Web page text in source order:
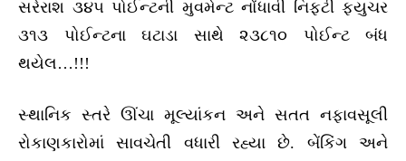
સરેરાશ ૩૪૫ પોઈન્ટની મુવમેન્ટ નોંધાવી નિફ્ટી ફ્યુચર
૩૧૩ પોઈન્ટના ઘટાડા સાથે ૨૩૮૧૦ પોઈન્ટ બંધ
થયેલ…!!!
સ્થાનિક સ્તરે ઊંચા મૂલ્યાંકન અને સતત નફાવસૂલી
રોકાણકારોમાં સાવચેતી વધારી રહ્યા છે. બેંકિંગ અને